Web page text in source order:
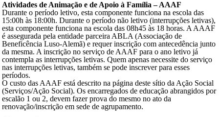
Atividades de Animação e de Apoio à Família – AAAF
Durante o período letivo, esta componente funciona na escola das
15:00h às 18:00h. Durante o período não letivo (interrupções letivas),
esta componente funciona na escola das 08h45 às 18 horas. A AAAF
é assegurada pela entidade parceira ABLA (Associação de
Beneficência Luso-Alemã) e requer inscrição com antecedência junto
da mesma. A inscrição no serviço de AAAF para o ano letivo já
contempla as interrupções letivas. Quem apenas necessite do serviço
nas interrupções letivas, também se pode inscrever para esses
períodos.
O custo das AAAF está descrito na página deste sítio da Ação Social
(Serviços/Ação Social). Os encarregados de educação abrangidos por
escalão 1 ou 2, devem fazer prova do mesmo no ato da
renovação/inscrição em sede de agrupamento.